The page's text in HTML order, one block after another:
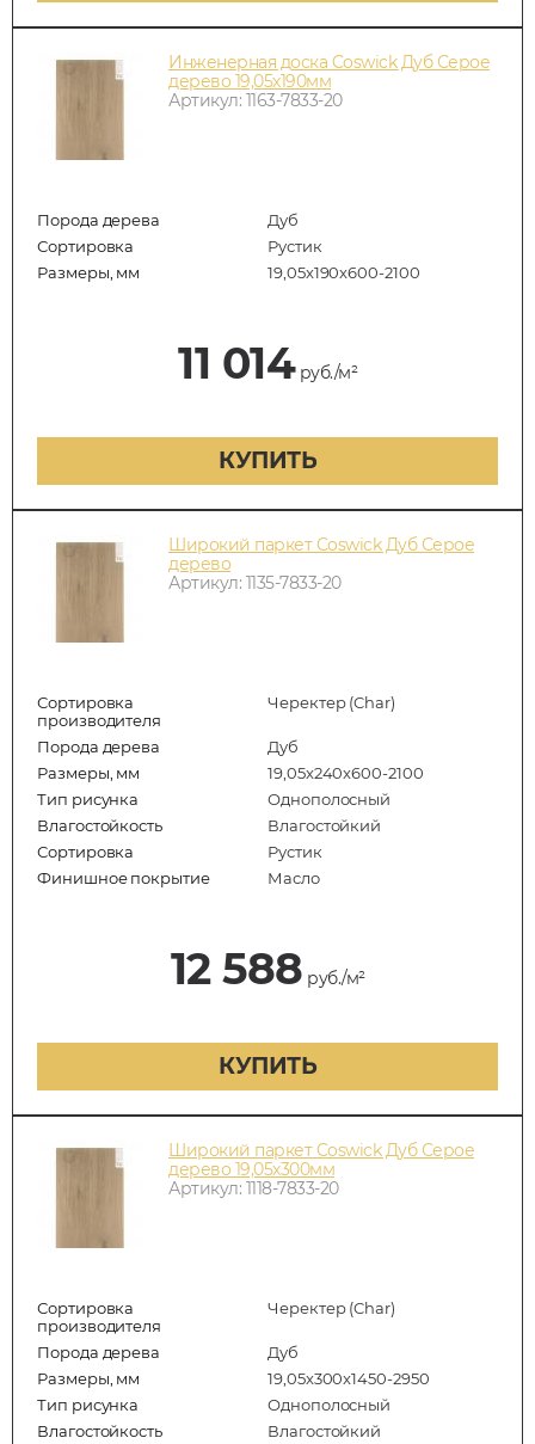
Инженерная доска Coswick Дуб Серое
дерево 19,05х190мм
Артикул: 1163-7833-20
Порода дерева
Дуб
Сортировка
Рустик
Размеры, мм
19,05x190x600-2100
11 014руб./м²
КУПИТЬ
Широкий паркет Coswick Дуб Серое
дерево
Артикул: 1135-7833-20
Сортировка
производителя
Черектер (Char)
Порода дерева
Дуб
Размеры, мм
19,05x240x600-2100
Тип рисунка
Однополосный
Влагостойкость
Влагостойкий
Сортировка
Рустик
Финишное покрытие
Масло
12 588 руб./м²
КУПИТЬ
Широкий паркет Coswick Дуб Серое
дерево 19,05х300мм
Артикул: 1118-7833-20
Сортировка
производителя
Черектер (Char)
Порода дерева
Дуб
Размеры, мм
19,05x300x1450-2950
Тип рисунка
Однополосный
Влагостойкость
Влагостойкий